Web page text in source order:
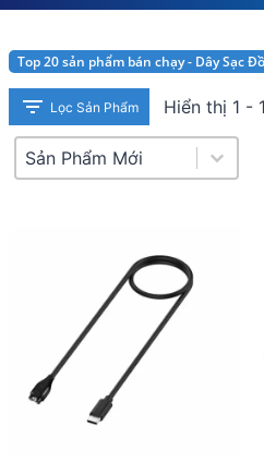
Top 20 sản phẩm bán chạy - Dây Sạc
Lọc Sản Phẩm Hiển thị 1 -
Product Sort
Sort content